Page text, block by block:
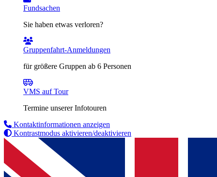
Fundsachen
Sie haben etwas verloren?
Gruppenfahrt-Anmeldungen
für größere Gruppen ab 6 Personen
VMS auf Tour
Termine unserer Infotouren
Kontaktinformationen anzeigen
Kontrastmodus aktivieren/deaktivieren